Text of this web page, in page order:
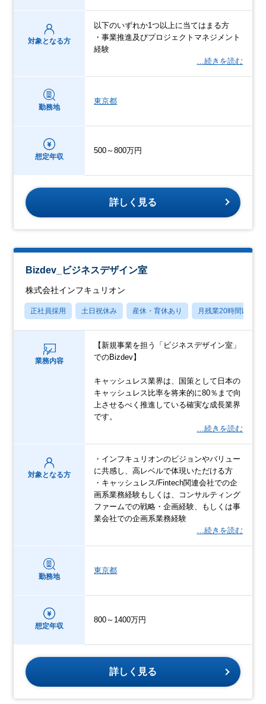
対象となる方
以下のいずれか1つ以上に当てはまる方
・事業推進及びプロジェクトマネジメント
経験
…続きを読む
勤務地
東京都
想定年収
500～800万円
詳しく見る
Bizdev_ビジネスデザイン室
株式会社インフキュリオン
正社員採用 土日祝休み 産休・育休あり 月残業20時間以内
業務内容
【新規事業を担う「ビジネスデザイン室」
でのBizdev】
キャッシュレス業界は、国策として日本の
キャッシュレス比率を将来的に80％まで向
上させるべく推進している確実な成長業界
です。
…続きを読む
対象となる方
・インフキュリオンのビジョンやバリュー
に共感し、高レベルで体現いただける方
・キャッシュレス/Fintech関連会社での企
画系業務経験もしくは、コンサルティング
ファームでの戦略・企画経験、もしくは事
業会社での企画系業務経験
…続きを読む
勤務地
東京都
想定年収
800～1400万円
詳しく見る